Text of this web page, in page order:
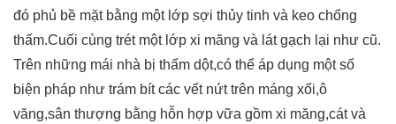
đó phủ bề mặt bằng một lớp sợi thủy tinh và keo chống
thấm.Cuối cùng trét một lớp xi măng và lát gạch lại như cũ.
Trên những mái nhà bị thấm dột,có thể áp dụng một số
biện pháp như trám bít các vết nứt trên máng xối,ô
văng,sân thượng bằng hỗn hợp vữa gồm xi măng,cát và